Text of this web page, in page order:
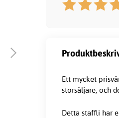
Ett mycket
storsäljare, och
Detta staffli har